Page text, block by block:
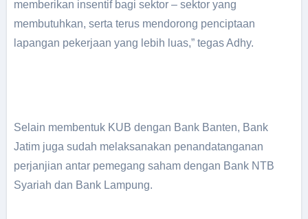
memberikan insentif bagi sektor – sektor yang
membutuhkan, serta terus mendorong penciptaan
lapangan pekerjaan yang lebih luas,” tegas Adhy.
Selain membentuk KUB dengan Bank Banten, Bank
Jatim juga sudah melaksanakan penandatanganan
perjanjian antar pemegang saham dengan Bank NTB
Syariah dan Bank Lampung.